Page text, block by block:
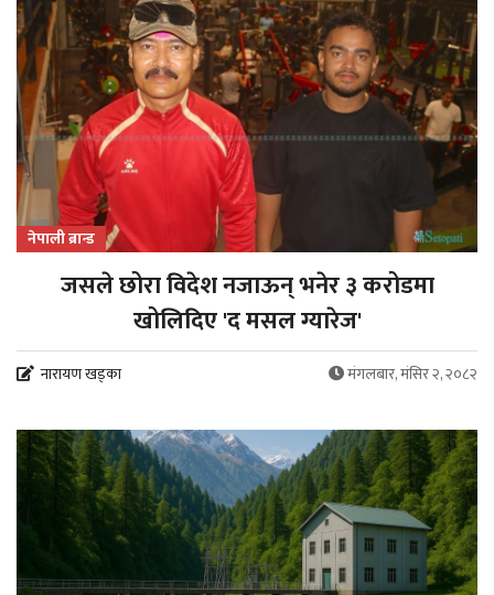
नेपाली ब्रान्ड
जसले छोरा विदेश नजाऊन् भनेर ३ करोडमा
खोलिदिए 'द मसल ग्यारेज'
नारायण खड्का मंगलबार, मंसिर २, २०८२